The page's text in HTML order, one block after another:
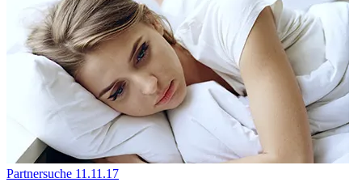
Partnersuche 11.11.17